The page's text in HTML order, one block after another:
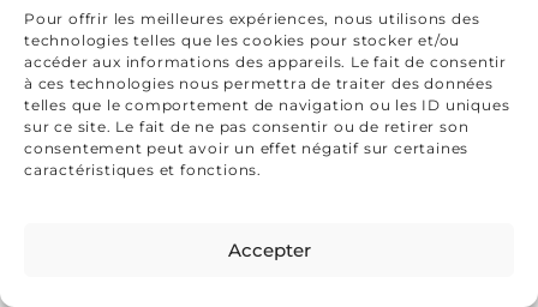
Pour offrir les meilleures expériences, nous utilisons des
technologies telles que les cookies pour stocker et/ou
accéder aux informations des appareils. Le fait de consentir
à ces technologies nous permettra de traiter des données
telles que le comportement de navigation ou les ID uniques
sur ce site. Le fait de ne pas consentir ou de retirer son
consentement peut avoir un effet négatif sur certaines
caractéristiques et fonctions.
Accepter
22 route de Kermor 29120 Combrit
FRANCE
+33(0)6 98 75 90 95